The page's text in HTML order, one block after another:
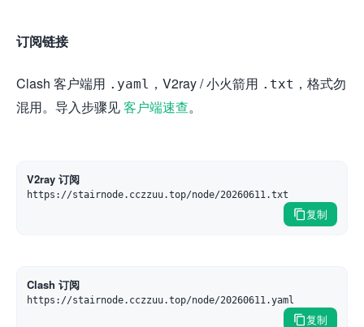
订阅链接
Clash 客户端用 .yaml ，V2ray / 小火箭用 .txt ，格式勿
混用。导入步骤见客户端速查。
V2ray 订阅
https://stairnode.cczzuu.top/node/20260611.txt
复制
Clash 订阅
https://stairnode.cczzuu.top/node/20260611.yaml
复制